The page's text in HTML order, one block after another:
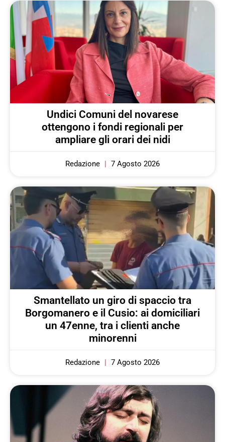
Undici Comuni del novarese
ottengono i fondi regionali per
ampliare gli orari dei nidi
Redazione 7 Agosto 2026
Smantellato un giro di spaccio tra
Borgomanero e il Cusio: ai domiciliari
un 47enne, tra i clienti anche
minorenni
Redazione 7 Agosto 2026